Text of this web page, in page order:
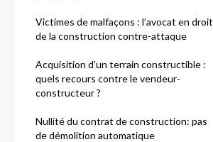
Victimes de malfaçons : l’avocat en droit
de la construction contre-attaque
Acquisition d’un terrain constructible :
quels recours contre le vendeur-
constructeur ?
Nullité du contrat de construction: pas
de démolition automatique